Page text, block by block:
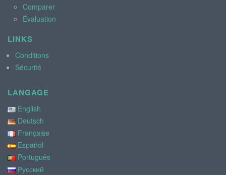
Comparer
Évaluation
LINKS
Conditions
Sécurité
LANGAGE
English
Deutsch
Française
Español
Português
Русский